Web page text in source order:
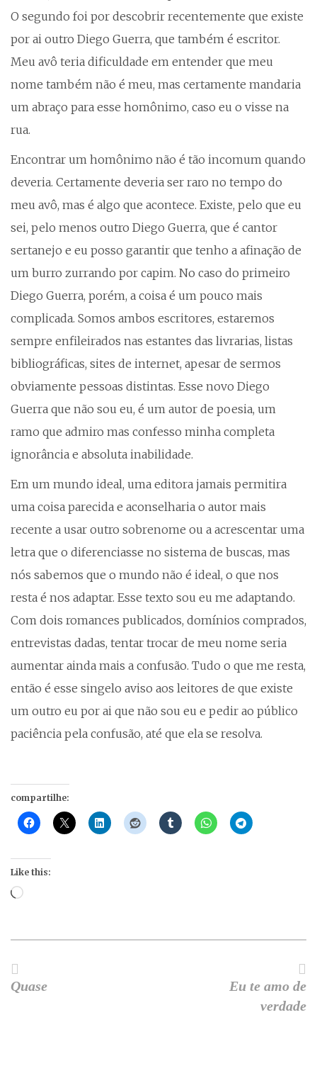
O segundo foi por descobrir recentemente que existe
por ai outro Diego Guerra, que também é escritor.
Meu avô teria dificuldade em entender que meu
nome também não é meu, mas certamente mandaria
um abraço para esse homônimo, caso eu o visse na
rua.
Encontrar um homônimo não é tão incomum quando
deveria. Certamente deveria ser raro no tempo do
meu avô, mas é algo que acontece. Existe, pelo que eu
sei, pelo menos outro Diego Guerra, que é cantor
sertanejo e eu posso garantir que tenho a afinação de
um burro zurrando por capim. No caso do primeiro
Diego Guerra, porém, a coisa é um pouco mais
complicada. Somos ambos escritores, estaremos
sempre enfileirados nas estantes das livrarias, listas
bibliográficas, sites de internet, apesar de sermos
obviamente pessoas distintas. Esse novo Diego
Guerra que não sou eu, é um autor de poesia, um
ramo que admiro mas confesso minha completa
ignorância e absoluta inabilidade.
Em um mundo ideal, uma editora jamais permitira
uma coisa parecida e aconselharia o autor mais
recente a usar outro sobrenome ou a acrescentar uma
letra que o diferenciasse no sistema de buscas, mas
nós sabemos que o mundo não é ideal, o que nos
resta é nos adaptar. Esse texto sou eu me adaptando.
Com dois romances publicados, domínios comprados,
entrevistas dadas, tentar trocar de meu nome seria
aumentar ainda mais a confusão. Tudo o que me resta,
então é esse singelo aviso aos leitores de que existe
um outro eu por ai que não sou eu e pedir ao público
paciência pela confusão, até que ela se resolva.
compartilhe:
Like this:
Loading…
Quase
Eu te amo de
verdade